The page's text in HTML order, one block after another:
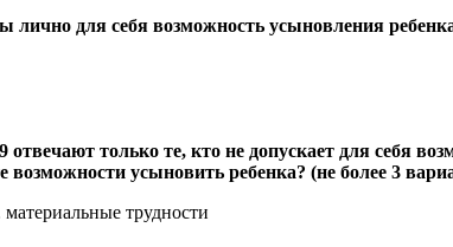
лично для себя возможность усыновления
отвечают только те, кто не допускает для себя
возможности усыновить ребенка? (не более 3
трудности